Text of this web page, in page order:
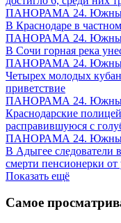
ПАНОРАМА 24.
В Краснодаре в
ПАНОРАМА 24.
В Сочи горная река
ПАНОРАМА 24.
Четырех молодых
приветствие
ПАНОРАМА 24.
Краснодарские
расправившуюся с
ПАНОРАМА 24.
В Адыгее следователи
смерти пенсионерки от
Показать ещё
Самое